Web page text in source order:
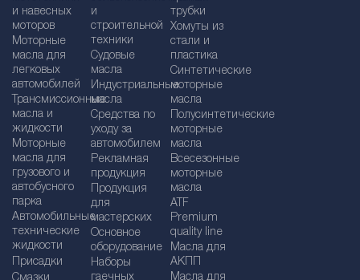
и навесных
моторов
Моторные
масла для
легковых
автомобилей
Трансмиссионные
масла и
жидкости
Моторные
масла для
грузового и
автобусного
парка
Автомобильные
технические
жидкости
Присадки
и
строительной
техники
Судовые
масла
Индустриальные
масла
Средства по
уходу за
автомобилем
Рекламная
продукция
Продукция
для
мастерских
Основное
оборудование
Наборы
гаечных
трубки
Хомуты из
стали и
пластика
Синтетические
моторные
масла
Полусинтетические
моторные
масла
Bсесезонные
моторные
масла
ATF
Premium
quality line
Масла для
АКПП
Масла для